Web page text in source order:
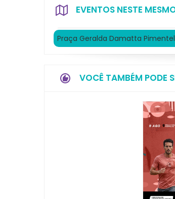
EVENTOS NESTE
Praça Geralda Damatta
VOCÊ TAMBÉM PODE